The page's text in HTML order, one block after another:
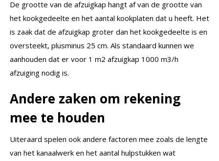
De grootte van de afzuigkap hangt af van de grootte van
het kookgedeelte en het aantal kookplaten dat u heeft. Het
is zaak dat de afzuigkap groter dan het kookgedeelte is en
oversteekt, plusminus 25 cm. Als standaard kunnen we
aanhouden dat er voor 1 m2 afzuigkap 1000 m3/h
afzuiging nodig is.
Andere zaken om rekening
mee te houden
Uiteraard spelen ook andere factoren mee zoals de lengte
van het kanaalwerk en het aantal hulpstukken wat